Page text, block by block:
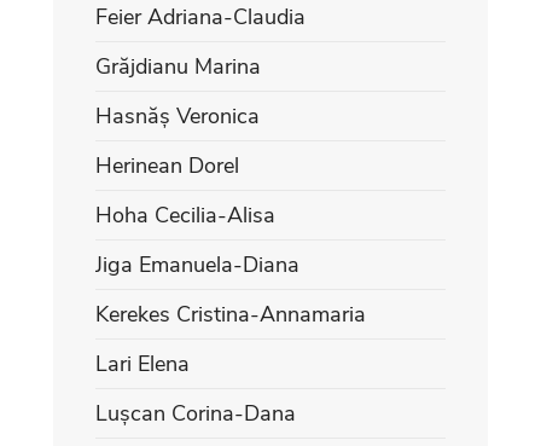
Feier Adriana-Claudia
Grăjdianu Marina
Hasnăș Veronica
Herinean Dorel
Hoha Cecilia-Alisa
Jiga Emanuela-Diana
Kerekes Cristina-Annamaria
Lari Elena
Lușcan Corina-Dana